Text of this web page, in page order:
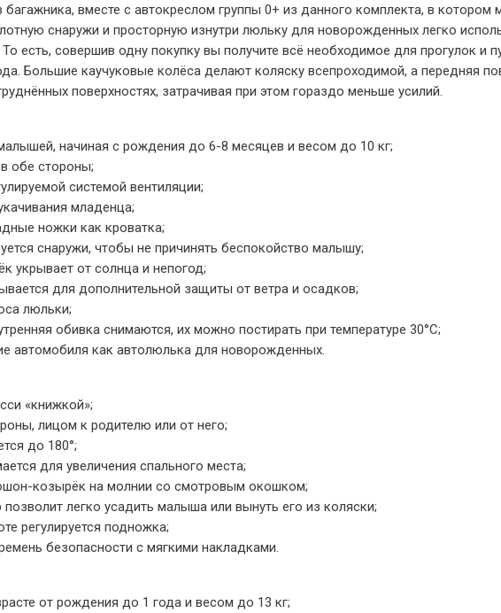
вместе с автокреслом группы 0+ из данного комплекта, в
снаружи и просторную изнутри люльку для новорожденных легко
То есть, совершив одну покупку вы получите всё необходимое для прогулок
Большие каучуковые колёса делают коляску всепроходимой, а передняя
поверхностях, затрачивая при этом гораздо меньше усилий.
начиная с рождения до 6-8 месяцев и весом до 10 кг;
обе стороны;
системой вентиляции;
младенца;
ножки как кроватка;
снаружи, чтобы не причинять беспокойство малышу;
укрывает от солнца и непогод;
для дополнительной защиты от ветра и осадков;
люльки;
обивка снимаются, их можно постирать при температуре 30°С;
автомобиля как автолюлька для новорожденных.
«книжкой»;
лицом к родителю или от него;
до 180°;
для увеличения спального места;
козырёк на молнии со смотровым окошком;
легко усадить малыша или вынуть его из коляски;
регулируется подножка;
безопасности с мягкими накладками.
от рождения до 1 года и весом до 13 кг;